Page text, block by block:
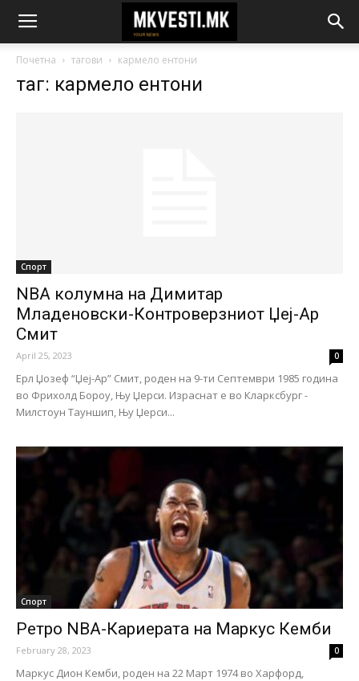
Почетна тагови кармело ентони
таг: кармело ентони
Спорт
NBA колумна на Димитар
Младеновски-Контроверзниот Џеј-Ар
Смит
April 25, 2023 0
Eрл Џозеф “Џej-Aр” Смит, роден на 9-ти Септември 1985 година
во Фрихолд Бороу, Њу Џерси. Израснат е во Кларксбург -
Милстоун Тауншип, Њу Џерси...
Спорт
Ретро NBA-Кариерата на Маркус Кемби
February 28, 2023 0
Маркус Дион Кемби, роден на 22 Март 1974 во Харфорд,